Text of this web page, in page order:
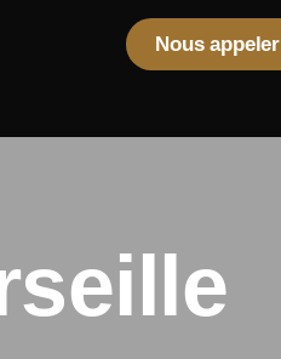
Nous appeler